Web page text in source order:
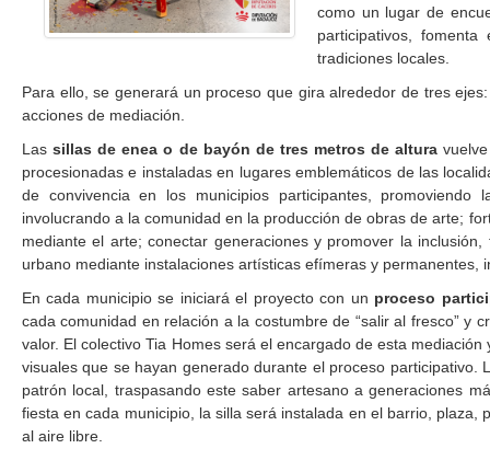
como un lugar de
participativos,
tradiciones locales.
Para ello, se generará un proceso que gira alrededor de tres
acciones de mediación.
Lassillas de enea o de bayón de tres metros de altura
procesionadas e instaladas en lugares emblemáticos de las
de convivencia en los municipios participantes,
involucrando a la comunidad en la producción de obras de arte;
mediante el arte; conectar generaciones y promover la
urbano mediante instalaciones artísticas efímeras y permanentes,
En cada municipio se iniciará el proyecto con un proceso
cada comunidad en relación a la costumbre de “salir al fresco” y
valor. El colectivo Tia Homes será el encargado de esta
visuales que se hayan generado durante el proceso
patrón local, traspasando este saber artesano a generaciones
fiesta en cada municipio, la silla será instalada en el barrio,
al aire libre.